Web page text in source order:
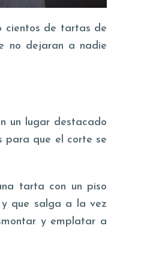
cientos de tartas de
no dejaran a nadie
un lugar destacado
para que el corte se
tarta con un piso
que salga a la vez
y emplatar a